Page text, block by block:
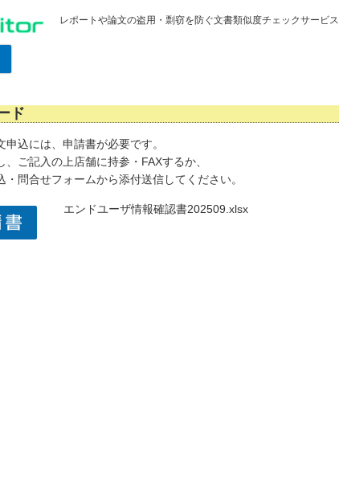
レポートや論文の盗用・剽窃を防ぐ文書類似度チェックサービス
ド
込には、申請書が必要です。
ご記入の上店舗に持参・FAXするか、
問合せフォームから添付送信してください。
エンドユーザ情報確認書202509.xlsx